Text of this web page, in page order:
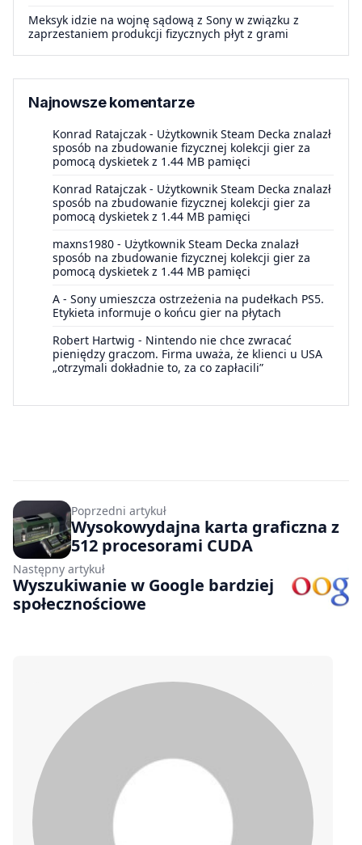
Meksyk idzie na wojnę sądową z Sony w związku z
zaprzestaniem produkcji fizycznych płyt z grami
Najnowsze komentarze
Konrad Ratajczak - Użytkownik Steam Decka znalazł
sposób na zbudowanie fizycznej kolekcji gier za
pomocą dyskietek z 1.44 MB pamięci
Konrad Ratajczak - Użytkownik Steam Decka znalazł
sposób na zbudowanie fizycznej kolekcji gier za
pomocą dyskietek z 1.44 MB pamięci
maxns1980 - Użytkownik Steam Decka znalazł
sposób na zbudowanie fizycznej kolekcji gier za
pomocą dyskietek z 1.44 MB pamięci
A - Sony umieszcza ostrzeżenia na pudełkach PS5.
Etykieta informuje o końcu gier na płytach
Robert Hartwig - Nintendo nie chce zwracać
pieniędzy graczom. Firma uważa, że klienci u USA
„otrzymali dokładnie to, za co zapłacili”
Poprzedni artykuł
Wysokowydajna karta graficzna z
512 procesorami CUDA
Następny artykuł
Wyszukiwanie w Google bardziej
społecznościowe